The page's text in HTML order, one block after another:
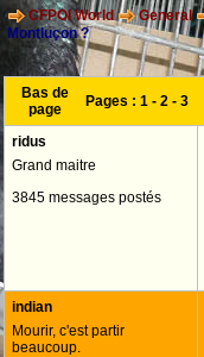
CFPOI World General
Montluçon ?
Bas de
page
Pages : 1 - 2 - 3
ridus
Grand maitre
3845 messages postés
indian
Mourir, c'est partir
beaucoup.